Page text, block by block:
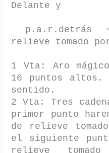
Delante y
p.a.r.detrás
relieve tomado
1 Vta: Aro
16 puntos altos.
sentido.
2 Vta: Tres
primer punto
de relieve
el siguiente
relieve